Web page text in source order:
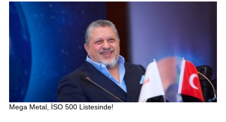
Mega Metal, İSO 500 Listesinde!